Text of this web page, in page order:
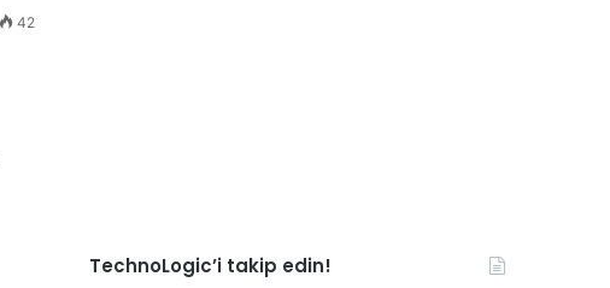
42
TechnoLogic’i takip edin!